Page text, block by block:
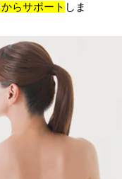
らサポート しま